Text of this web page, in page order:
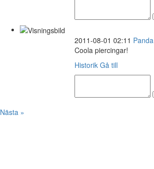
2011-08-01 02:11 Panda
Coola piercingar!
Historik Gå till
Nästa »